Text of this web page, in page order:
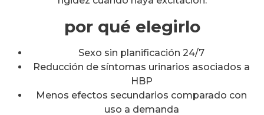
por qué elegirlo
Sexo sin planificación 24/7
Reducción de síntomas urinarios asociados a
HBP
Menos efectos secundarios comparado con
uso a demanda